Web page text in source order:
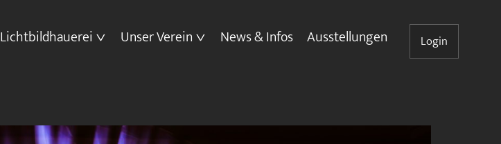
Lichtbildhauerei Unser Verein News & Infos Ausstellungen Login